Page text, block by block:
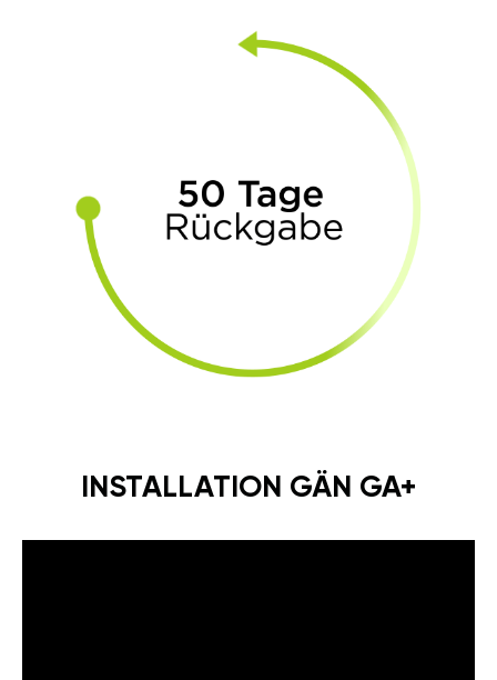
INSTALLATION GÄN GA+